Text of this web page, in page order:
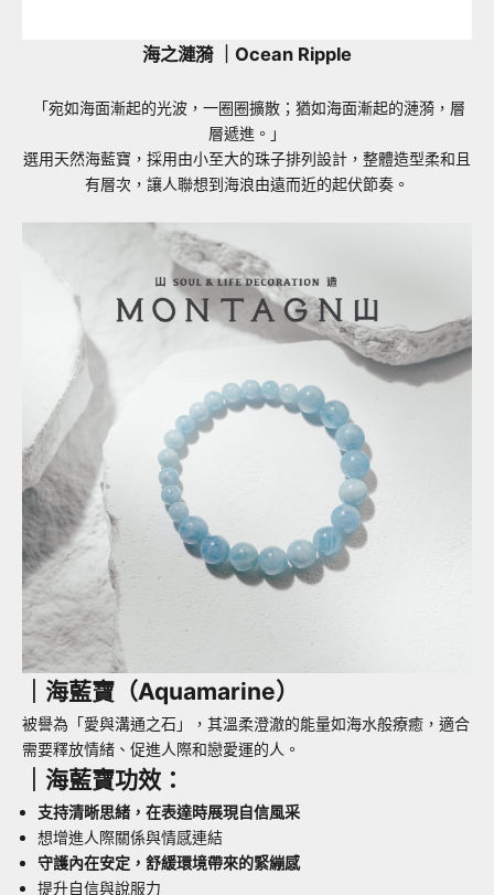
海之漣漪 ｜Ocean Ripple
「宛如海面漸起的光波，一圈圈擴散；猶如海面漸起的漣漪，層
層遞進。」
選用天然海藍寶 ，採用由小至大的珠子排列設計，整體造型柔和且
有層次，讓人聯想到海浪由遠而近的起伏節奏。
海藍寶 （Aquamarine）
被譽為「愛與溝通之石」， 其溫柔澄澈的能量如海水般療癒，適合
需要釋放情緒、促進人際和戀愛運的人。
｜海藍寶功效：
支持清晰思緒，在表達時展現自信風采
想增進人際關係與情感連結
守護內在安定，舒緩環境帶來的緊繃感
提升自信與說服力